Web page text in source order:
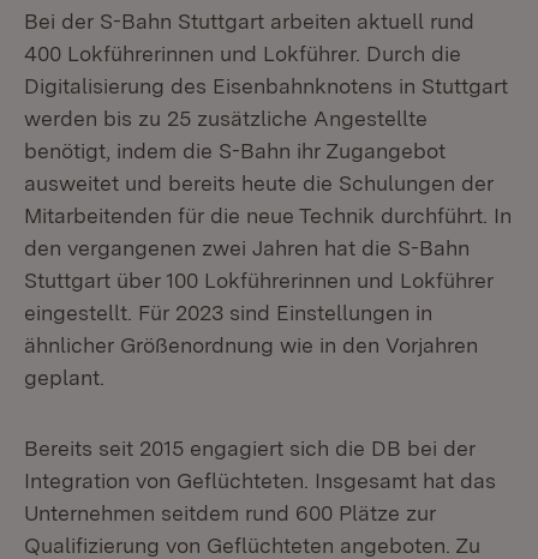
Bei der S-Bahn Stuttgart arbeiten aktuell rund
400 Lokführerinnen und Lokführer. Durch die
Digitalisierung des Eisenbahnknotens in Stuttgart
werden bis zu 25 zusätzliche Angestellte
benötigt, indem die S-Bahn ihr Zugangebot
ausweitet und bereits heute die Schulungen der
Mitarbeitenden für die neue Technik durchführt. In
den vergangenen zwei Jahren hat die S-Bahn
Stuttgart über 100 Lokführerinnen und Lokführer
eingestellt. Für 2023 sind Einstellungen in
ähnlicher Größenordnung wie in den Vorjahren
geplant.
Bereits seit 2015 engagiert sich die DB bei der
Integration von Geflüchteten. Insgesamt hat das
Unternehmen seitdem rund 600 Plätze zur
Qualifizierung von Geflüchteten angeboten. Zu